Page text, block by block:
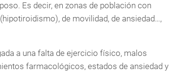
Es decir, en zonas de población con
de movilidad, de ansiedad…,
a una falta de ejercicio físico, malos
farmacológicos, estados de ansiedad y